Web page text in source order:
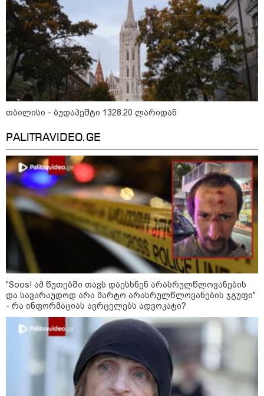
13:24 / 07-08-2026
"საქართველოსთვის თქვენზე ნაკლები
მებრძოლის დედა ვატირე!" - რას ამბობს
გიორგი ბარამიძე პროკურატურის
განცხადების შემდეგ
19:05 / 07-08-2026
"2008 წელს საქართველო
გადავარჩინეთ - აი, 2012 წლის
"გამარჯვება" ვინც იზეიმეთ,
სწორედ ეგ იყო ქართული
ისტორიული კატასტროფა და
რაც რუსმა ჯარით ვერ აიღო,
შიდა ღალატით გაინაღდა" -
მიხეილ სააკაშვილი
14:20 / 07-08-2026
"ჩემი აზრით, ენამ გაუსწრო
აზრს და არ არის ეს კარგი,
თუმცა თუ რაიმეში არ მეპარება
ეჭვი, გიორგი ბარამიძის
პატრიოტიზმია" - ნიკა გვარამია
თბილისი - ბუდაპეშტი 1328.20 ლარიდან
PALITRAVIDEO.GE
"Soos! ამ წუთებში თავს დაესხნენ არასრულწლოვანების
და სავარაუდოდ არა მარტო არასრულწლოვანების ჯგუფი"
- რა ინფორმაციას ავრცელებს ადვოკატი?